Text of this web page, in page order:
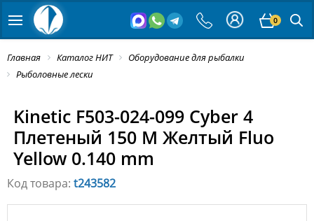
0
Главная Каталог НИТ
Оборудование для рыбалки
Рыболовные лески
Kinetic F503-024-099 Cyber 4
Плетеный 150 M Желтый Fluo
Yellow 0.140 mm
Код товара: t243582